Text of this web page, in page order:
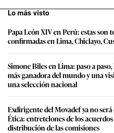
Lo más visto
Papa León XIV en Perú: estas son
confirmadas en Lima, Chiclayo,
Simone Biles en Lima: paso a
más ganadora del mundo y una
una selección nacional
Exdirigente del Movadef ya no
Ética: entretelones de los
distribución de las comisiones